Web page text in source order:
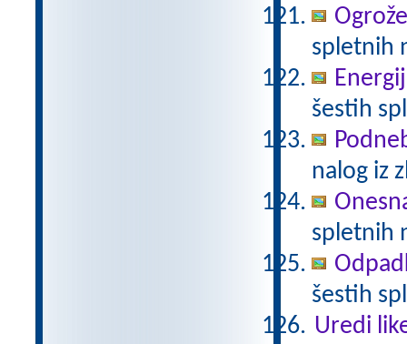
spletnih
šestih
nalog iz
spletnih
šestih
Uredi